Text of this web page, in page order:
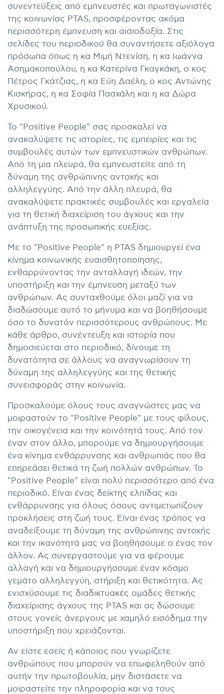
συνεντεύξεις από εμπνευστές και πρωταγωνιστές
της κοινωνίας PTAS, προσφέροντας ακόμα
περισσότερη έμπνευση και αισιοδοξία. Στις
σελίδες του περιοδικού θα συναντήσετε αξιόλογα
πρόσωπα όπως η κα Μιμή Ντενίση, η κα Ιωάννα
Ασημακοπούλου, η κα Κατερίνα Γκαγκάκη, ο κος
Πέτρος Γκάτζιας, η κα Εύη Δαέλη, ο κος Αντώνης
Κισκήρας, η κα Σοφία Πασχάλη και η κα Δώρα
Χρυσικού.
Το "Positive People" σας προσκαλεί να
ανακαλύψετε τις ιστορίες, τις εμπειρίες και τις
συμβουλές αυτών των εμπνευστικών ανθρώπων.
Από τη μια πλευρά, θα εμπνευστείτε από τη
δύναμη της ανθρώπινης αντοχής και
αλληλεγγύης. Από την άλλη πλευρά, θα
ανακαλύψετε πρακτικές συμβουλές και εργαλεία
για τη θετική διαχείριση του άγχους και την
ανάπτυξη της προσωπικής ευεξίας.
Με το "Positive People" η PTAS δημιουργεί ένα
κίνημα κοινωνικής ευαισθητοποίησης,
ενθαρρύνοντας την ανταλλαγή ιδεών, την
υποστήριξη και την έμπνευση μεταξύ των
ανθρώπων. Ας συνταχθούμε όλοι μαζί για να
διαδώσουμε αυτό το μήνυμα και να βοηθήσουμε
όσο το δυνατόν περισσότερους ανθρώπους. Με
κάθε άρθρο, συνέντευξη και ιστορία που
δημοσιεύεται στο περιοδικό, δίνουμε τη
δυνατότητα σε άλλους να αναγνωρίσουν τη
δύναμη της αλληλεγγύης και της θετικής
συνεισφοράς στην κοινωνία.
Προσκαλούμε όλους τους αναγνώστες μας να
μοιραστούν το "Positive People" με τους φίλους,
την οικογένεια και την κοινότητά τους. Από τον
έναν στον άλλο, μπορούμε να δημιουργήσουμε
ένα κίνημα ενθάρρυνσης και ανθρωπιάς που θα
επηρεάσει θετικά τη ζωή πολλών ανθρώπων. Το
"Positive People" είναι πολύ περισσότερο από ένα
περιοδικό. Είναι ένας δείκτης ελπίδας και
ενθάρρυνσης για όλους όσους αντιμετωπίζουν
προκλήσεις στη ζωή τους. Είναι ένας τρόπος να
αναδείξουμε τη δύναμη της ανθρώπινης αντοχής
και την ικανότητά μας να βοηθήσουμε ο ένας τον
άλλον. Ας συνεργαστούμε για να φέρουμε
αλλαγή και να δημιουργήσουμε έναν κόσμο
γεμάτο αλληλεγγύη, στήριξη και θετικότητα. Ας
ενισχύσουμε τις διαδικτυακές ομάδες θετικής
διαχείρισης άγχους της PTAS και ας δώσουμε
στους γονείς άνεργους με χαμηλό εισόδημα την
υποστήριξη που χρειάζονται.
Αν είστε εσείς ή κάποιος που γνωρίζετε
ανθρώπους που μπορούν να επωφεληθούν από
αυτήν την πρωτοβουλία, μην διστάσετε να
μοιραστείτε την πληροφορία και να τους